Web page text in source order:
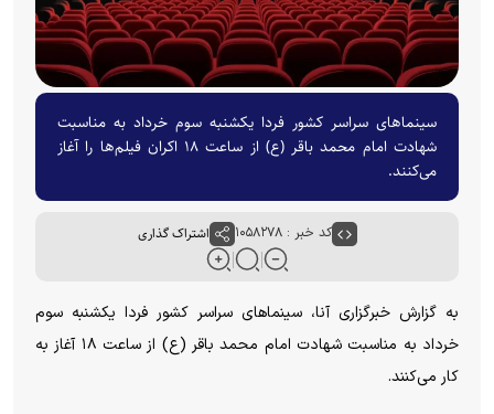
سینماهای سراسر کشور فردا یکشنبه سوم خرداد به مناسبت
شهادت امام محمد باقر (ع) از ساعت ۱۸ اکران فیلم‌ها را آغاز
می‌کنند.
کد خبر : ۱۰۵۸۲۷۸ اشتراک گذاری
به گزارش خبرگزاری آنا، سینما‌های سراسر کشور فردا یکشنبه سوم
خرداد به مناسبت شهادت امام محمد باقر (ع) از ساعت ۱۸ آغاز به
کار می‌کنند.